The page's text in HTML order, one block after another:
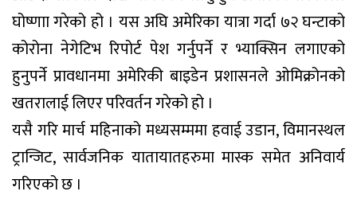
घोष्णाा गरेको हो । यस अघि अमेरिका यात्रा गर्दा ७२ घन्टाको
कोरोना नेगेटिभ रिपोर्ट पेश गर्नुपर्ने र भ्याक्सिन लगाएको
हुनुपर्ने प्रावधानमा अमेरिकी बाइडेन प्रशासनले ओमिक्रोनको
खतरालाई लिएर परिवर्तन गरेको हो ।
यसै गरि मार्च महिनाको मध्यसम्ममा हवाई उडान, विमानस्थल
ट्रान्जिट, सार्वजनिक यातायातहरुमा मास्क समेत अनिवार्य
गरिएको छ ।